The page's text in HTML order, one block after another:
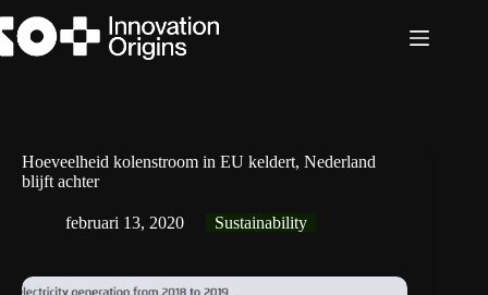
naar
de
Hoeveelheid kolenstroom in EU keldert, Nederland
blijft achter
februari 13, 2020 Sustainability